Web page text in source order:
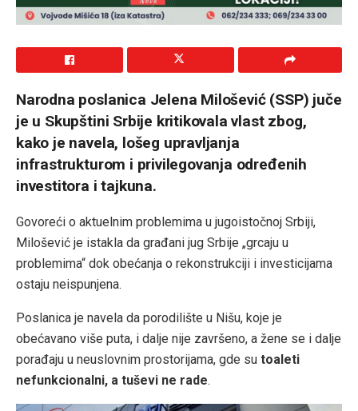
Narodna poslanica Jelena Milošević (SSP) juče
je u Skupštini Srbije kritikovala vlast zbog,
kako je navela, lošeg upravljanja
infrastrukturom i privilegovanja određenih
investitora i tajkuna.
Govoreći o aktuelnim problemima u jugoistočnoj Srbiji,
Milošević je istakla da građani jug Srbije „grcaju u
problemima“ dok obećanja o rekonstrukciji i investicijama
ostaju neispunjena.
Poslanica je navela da porodilište u Nišu, koje je
obećavano više puta, i dalje nije završeno, a žene se i dalje
porađaju u neuslovnim prostorijama, gde su toaleti
nefunkcionalni, a tuševi ne rade.